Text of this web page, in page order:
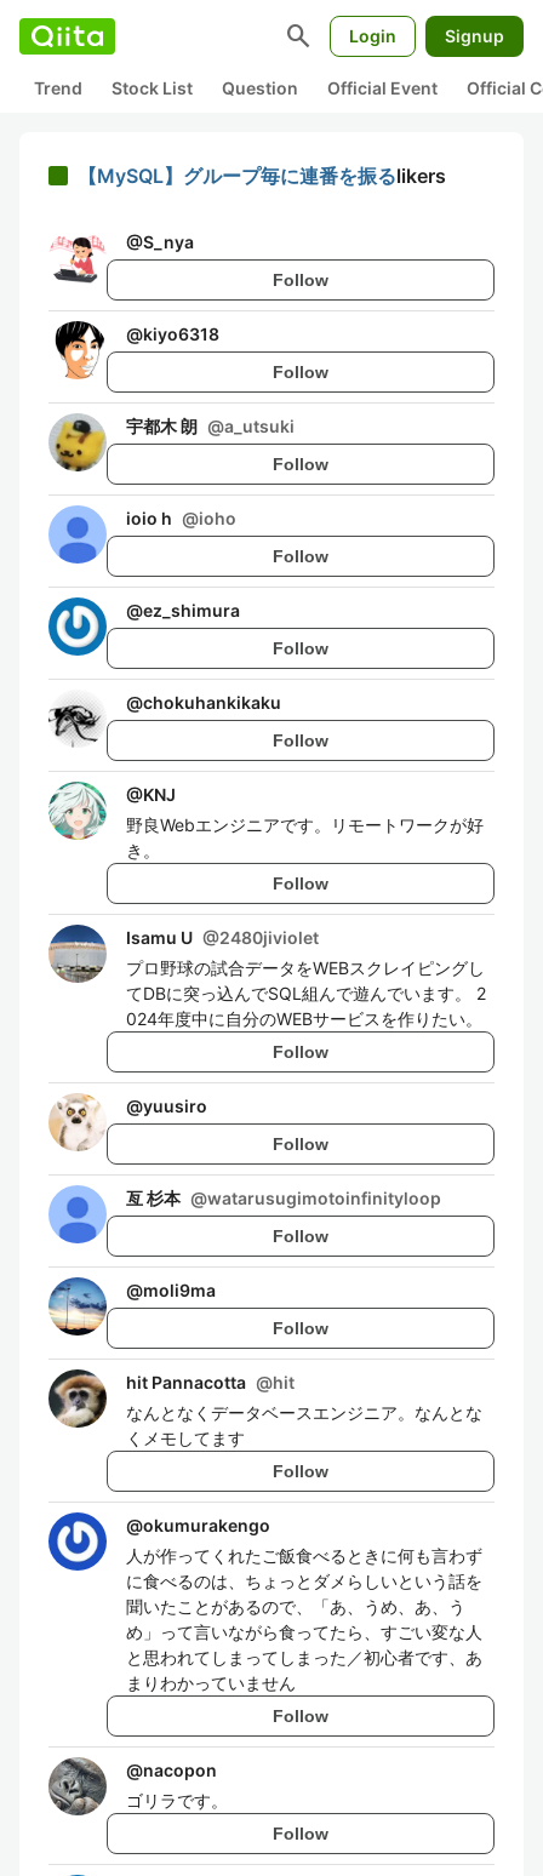
search Login Signup
Trend Stock List Question Official Event Official
【MySQL】グループ毎に連番を振るlikers
@S_nya
Follow
@kiyo6318
Follow
宇都木 朗 @a_utsuki
Follow
ioio h @ioho
Follow
@ez_shimura
Follow
@chokuhankikaku
Follow
@KNJ
野良Webエンジニアです。リモートワークが好
き。
Follow
Isamu U @2480jiviolet
プロ野球の試合データをWEBスクレイピングし
てDBに突っ込んでSQL組んで遊んでいます。 2
024年度中に自分のWEBサービスを作りたい。
Follow
@yuusiro
Follow
亙 杉本 @watarusugimotoinfinityloop
Follow
@moli9ma
Follow
hit Pannacotta @hit
なんとなくデータベースエンジニア。なんとな
くメモしてます
Follow
@okumurakengo
人が作ってくれたご飯食べるときに何も言わず
に食べるのは、ちょっとダメらしいという話を
聞いたことがあるので、「あ、うめ、あ、う
め」って言いながら食ってたら、すごい変な人
と思われてしまってしまった／初心者です、あ
まりわかっていません
Follow
@nacopon
ゴリラです。
Follow